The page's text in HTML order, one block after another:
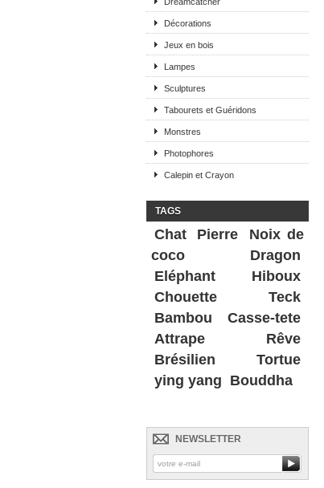
Décorations
Jeux en bois
Lampes
Sculptures
Tabourets et Guéridons
Monstres
Photophores
Calepin et Crayon
TAGS
Chat Pierre
Noix de
coco
Dragon
Eléphant
Hiboux
Chouette
Teck
Bambou
Casse-tete
Attrape Rêve
Brésilien
Tortue
ying yang Bouddha
NEWSLETTER